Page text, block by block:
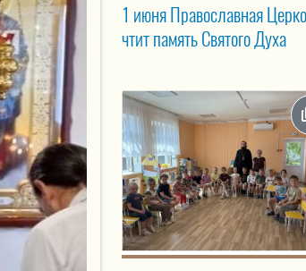
1 июня Православная
чтит память Святого Духа